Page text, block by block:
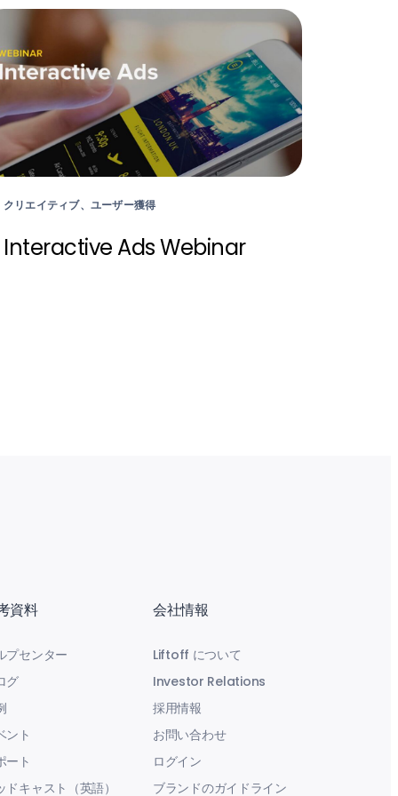
クリエイティブ、ユーザー獲得
Interactive Ads Webinar
資料
プセンター
グ
ント
ート
ドキャスト（英語）
会社情報
Liftoff について
Investor Relations
採用情報
お問い合わせ
ログイン
ブランドのガイドライン